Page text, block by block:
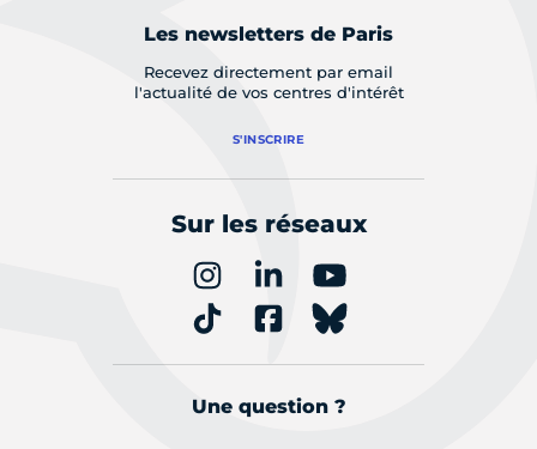
Les newsletters de Paris
Recevez directement par email
l'actualité de vos centres d'intérêt
S'INSCRIRE
Sur les réseaux
Une question ?